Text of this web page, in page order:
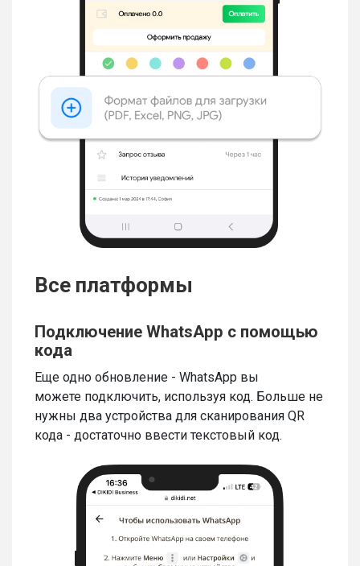
Все платформы
Подключение WhatsApp с помощью
кода
Еще одно обновление - WhatsApp вы
можете подключить, используя код. Больше не
нужны два устройства для сканирования QR
кода - достаточно ввести текстовый код.